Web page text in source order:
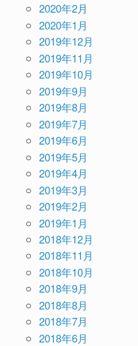
2020年2月
2020年1月
2019年12月
2019年11月
2019年10月
2019年9月
2019年8月
2019年7月
2019年6月
2019年5月
2019年4月
2019年3月
2019年2月
2019年1月
2018年12月
2018年11月
2018年10月
2018年9月
2018年8月
2018年7月
2018年6月